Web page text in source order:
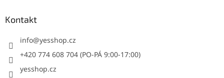
Kontakt
info@yesshop.cz
+420 774 608 704 (PO-PÁ 9:00-17:00)
yesshop.cz